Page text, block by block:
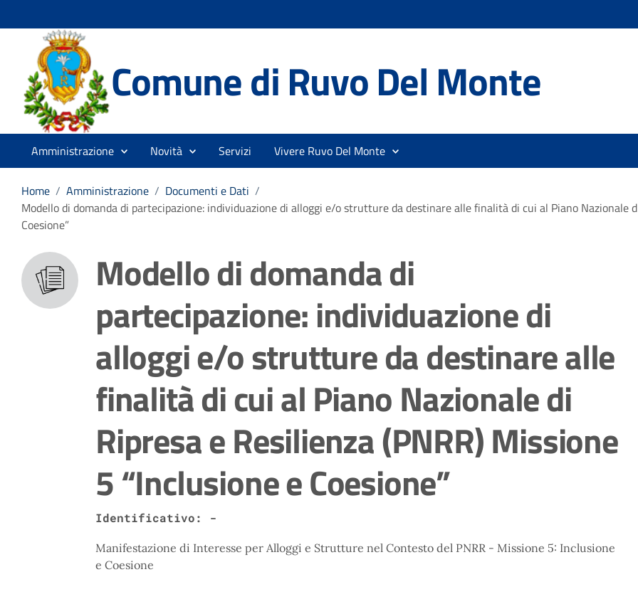
Comune di Ruvo Del Monte
Amministrazione Novità Servizi Vivere Ruvo Del Monte
Home / Amministrazione / Documenti e Dati /
Modello di domanda di partecipazione: individuazione di alloggi e/o strutture da destinare alle finalità di cui al Piano Nazionale
Coesione”
Modello di domanda di
partecipazione: individuazione di
alloggi e/o strutture da destinare alle
finalità di cui al Piano Nazionale di
Ripresa e Resilienza (PNRR) Missione
5 “Inclusione e Coesione”
Identificativo: -
Manifestazione di Interesse per Alloggi e Strutture nel Contesto del PNRR - Missione 5: Inclusione
e Coesione